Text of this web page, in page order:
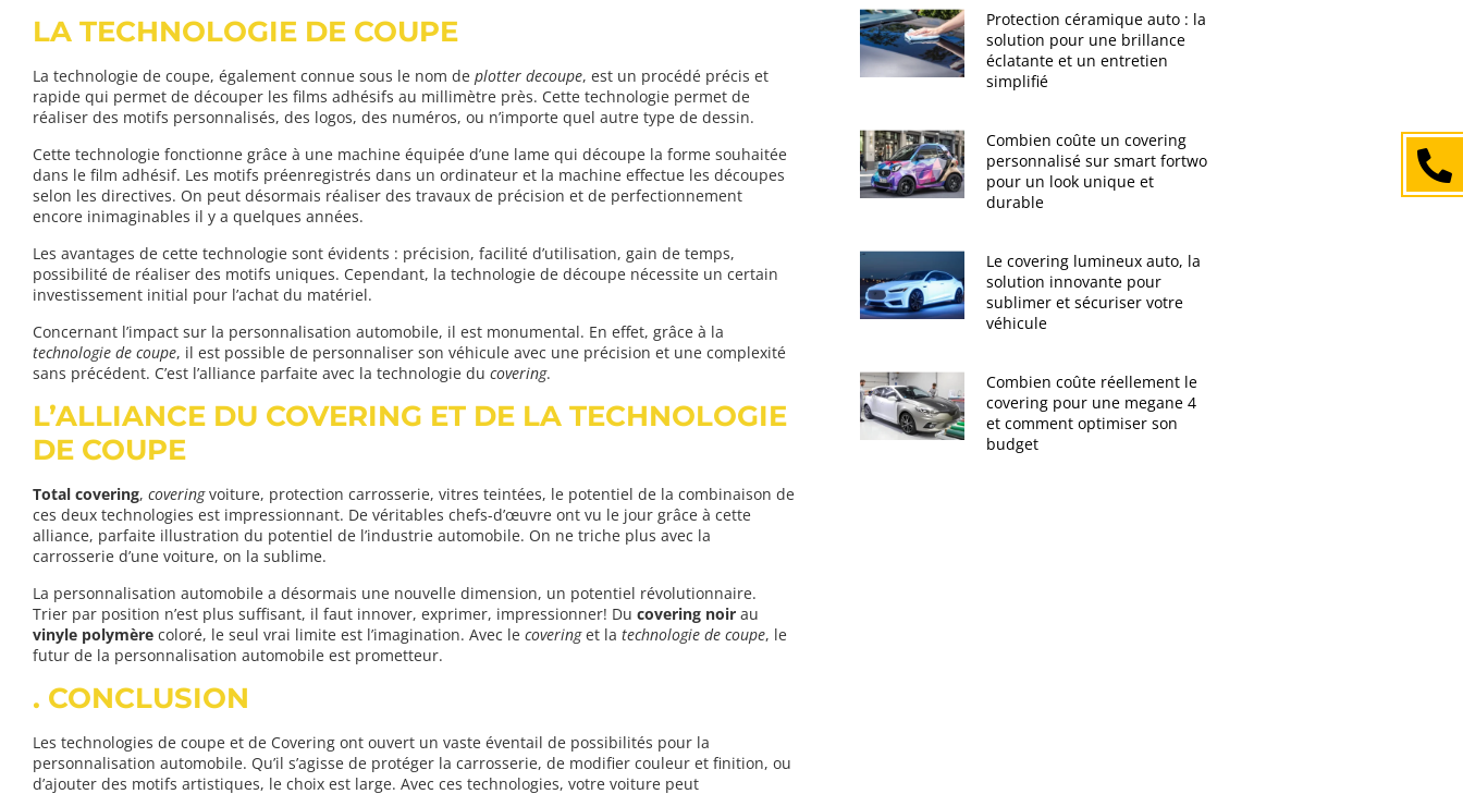
LA TECHNOLOGIE DE COUPE
La technologie de coupe, également connue sous le nom de plotter decoupe, est un procédé précis et
rapide qui permet de découper les films adhésifs au millimètre près. Cette technologie permet de
réaliser des motifs personnalisés, des logos, des numéros, ou n’importe quel autre type de dessin.
Cette technologie fonctionne grâce à une machine équipée d’une lame qui découpe la forme souhaitée
dans le film adhésif. Les motifs préenregistrés dans un ordinateur et la machine effectue les découpes
selon les directives. On peut désormais réaliser des travaux de précision et de perfectionnement
encore inimaginables il y a quelques années.
Les avantages de cette technologie sont évidents : précision, facilité d’utilisation, gain de temps,
possibilité de réaliser des motifs uniques. Cependant, la technologie de découpe nécessite un certain
investissement initial pour l’achat du matériel.
Concernant l’impact sur la personnalisation automobile, il est monumental. En effet, grâce à la
technologie de coupe, il est possible de personnaliser son véhicule avec une précision et une complexité
sans précédent. C’est l’alliance parfaite avec la technologie du covering.
L’ALLIANCE DU COVERING ET DE LA TECHNOLOGIE
DE COUPE
Total covering, coveringvoiture, protection carrosserie, vitres teintées, le potentiel de la combinaison de
ces deux technologies est impressionnant. De véritables chefs-d’œuvre ont vu le jour grâce à cette
alliance, parfaite illustration du potentiel de l’industrie automobile. On ne triche plus avec la
carrosserie d’une voiture, on la sublime.
La personnalisation automobile a désormais une nouvelle dimension, un potentiel révolutionnaire.
Trier par position n’est plus suffisant, il faut innover, exprimer, impressionner! Du covering noir au
vinyle polymère coloré, le seul vrai limite est l’imagination. Avec le coveringet la technologie de coupe, le
futur de la personnalisation automobile est prometteur.
. CONCLUSION
Les technologies de coupe et de Covering ont ouvert un vaste éventail de possibilités pour la
personnalisation automobile. Qu’il s’agisse de protéger la carrosserie, de modifier couleur et finition, ou
d’ajouter des motifs artistiques, le choix est large. Avec ces technologies, votre voiture peut
Protection céramique auto : la
solution pour une brillance
éclatante et un entretien
simplifié
Combien coûte un covering
personnalisé sur smart fortwo
pour un look unique et
durable
Le covering lumineux auto, la
solution innovante pour
sublimer et sécuriser votre
véhicule
Combien coûte réellement le
covering pour une megane 4
et comment optimiser son
budget